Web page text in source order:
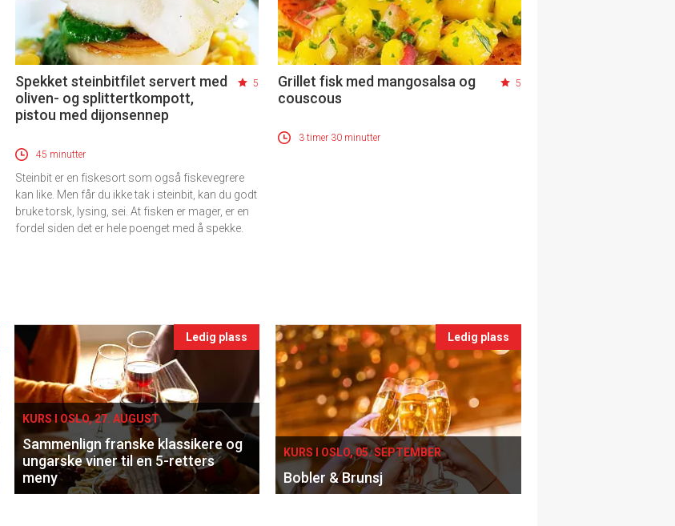
Spekket steinbitfilet servert med
oliven- og splittertkompott,
pistou med dijonsennep
5
45 minutter
Steinbit er en fiskesort som også fiskevegrere
kan like. Men får du ikke tak i steinbit, kan du godt
bruke torsk, lysing, sei. At fisken er mager, er en
fordel siden det er hele poenget med å spekke.
Grillet fisk med mangosalsa og
couscous
5
3 timer 30 minutter
Ledig plass
KURS I OSLO, 27. AUGUST
Sammenlign franske klassikere og
ungarske viner til en 5-retters
meny
Ledig plass
KURS I OSLO, 05. SEPTEMBER
Bobler & Brunsj